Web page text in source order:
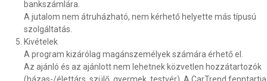
bankszámlára.
A jutalom nem átruházható, nem kérhető helyette más típusú
szolgáltatás.
Kivételek
A program kizárólag magánszemélyek számára érhető el.
Az ajánló és az ajánlott nem lehetnek közvetlen hozzátartozók